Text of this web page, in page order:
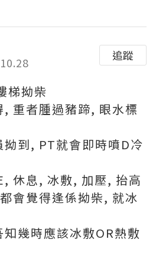
追蹤
梯拗柴
重者腫過豬蹄, 眼水標
到, PT就會即時噴D冷
休息, 冰敷, 加壓, 抬高
會覺得逢係拗柴, 就冰
幾時應該冰敷OR熱敷